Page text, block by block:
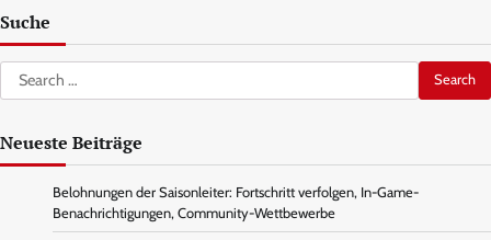
Suche
Search
for:
Neueste Beiträge
Belohnungen der Saisonleiter: Fortschritt verfolgen, In-Game-
Benachrichtigungen, Community-Wettbewerbe